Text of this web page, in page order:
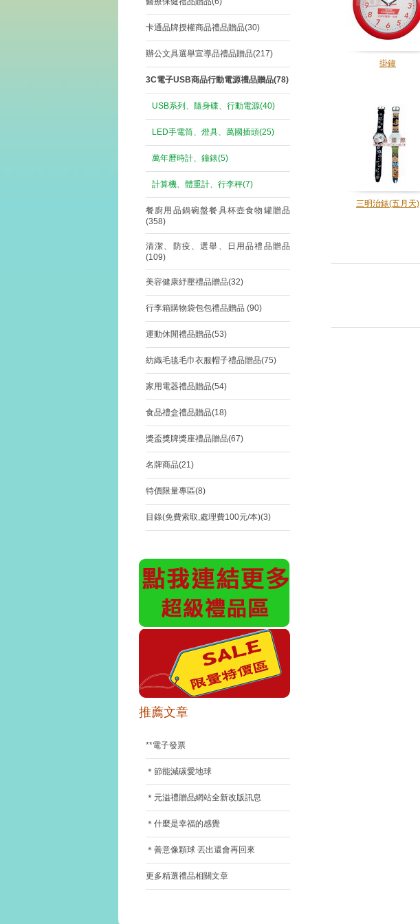
掛鐘
三明治錶(五月天)
卡通品牌授權商品禮品贈品(30)
辦公文具選舉宣導品禮品贈品(217)
3C電子USB商品行動電源禮品贈品(78)
USB系列、隨身碟、行動電源(40)
LED手電筒、燈具、萬國插頭(25)
萬年曆時計、鐘錶(5)
計算機、體重計、行李秤(7)
餐廚用品鍋碗盤餐具杯壺食物罐贈品
(358)
清潔、防疫、選舉、日用品禮品贈品
(109)
美容健康紓壓禮品贈品(32)
行李箱購物袋包包禮品贈品 (90)
運動休閒禮品贈品(53)
紡織毛毯毛巾衣服帽子禮品贈品(75)
家用電器禮品贈品(54)
食品禮盒禮品贈品(18)
獎盃獎牌獎座禮品贈品(67)
名牌商品(21)
特價限量專區(8)
目錄(免費索取,處理費100元/本)(3)
推薦文章
**電子發票
＊節能減碳愛地球
＊元溢禮贈品網站全新改版訊息
＊什麼是幸福的感覺
＊善意像顆球 丟出還會再回來
更多精選禮品相關文章